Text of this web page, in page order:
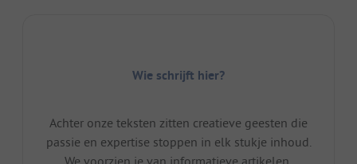
Wie schrijft hier?
Achter onze teksten zitten creatieve geesten die
passie en expertise stoppen in elk stukje inhoud.